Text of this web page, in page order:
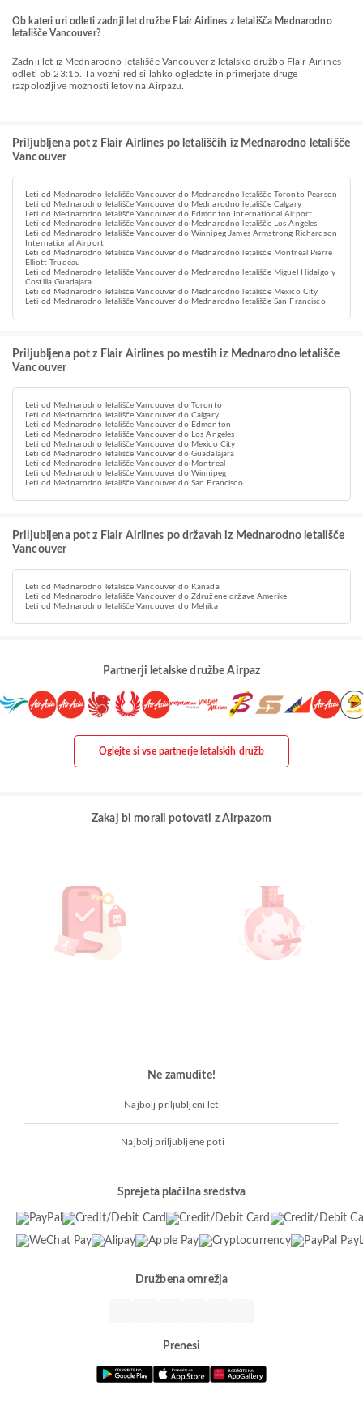
Ob kateri uri odleti zadnji let družbe Flair Airlines z letališča Mednarodno
letališče Vancouver?
Zadnji let iz Mednarodno letališče Vancouver z letalsko družbo Flair Airlines
odleti ob 23:15. Ta vozni red si lahko ogledate in primerjate druge
razpoložljive možnosti letov na Airpazu.
Priljubljena pot z Flair Airlines po letališčih iz Mednarodno letališče
Vancouver
Leti od Mednarodno letališče Vancouver do Mednarodno letališče Toronto Pearson
Leti od Mednarodno letališče Vancouver do Mednarodno letališče Calgary
Leti od Mednarodno letališče Vancouver do Edmonton International Airport
Leti od Mednarodno letališče Vancouver do Mednarodno letališče Los Angeles
Leti od Mednarodno letališče Vancouver do Winnipeg James Armstrong Richardson
International Airport
Leti od Mednarodno letališče Vancouver do Mednarodno letališče Montréal Pierre
Elliott Trudeau
Leti od Mednarodno letališče Vancouver do Mednarodno letališče Miguel Hidalgo y
Costilla Guadajara
Leti od Mednarodno letališče Vancouver do Mednarodno letališče Mexico City
Leti od Mednarodno letališče Vancouver do Mednarodno letališče San Francisco
Priljubljena pot z Flair Airlines po mestih iz Mednarodno letališče
Vancouver
Leti od Mednarodno letališče Vancouver do Toronto
Leti od Mednarodno letališče Vancouver do Calgary
Leti od Mednarodno letališče Vancouver do Edmonton
Leti od Mednarodno letališče Vancouver do Los Angeles
Leti od Mednarodno letališče Vancouver do Mexico City
Leti od Mednarodno letališče Vancouver do Guadalajara
Leti od Mednarodno letališče Vancouver do Montreal
Leti od Mednarodno letališče Vancouver do Winnipeg
Leti od Mednarodno letališče Vancouver do San Francisco
Priljubljena pot z Flair Airlines po državah iz Mednarodno letališče
Vancouver
Leti od Mednarodno letališče Vancouver do Kanada
Leti od Mednarodno letališče Vancouver do Združene države Amerike
Leti od Mednarodno letališče Vancouver do Mehika
Partnerji letalske družbe Airpaz
Oglejte si vse partnerje letalskih družb
Zakaj bi morali potovati z Airpazom
Ne zamudite!
Najbolj priljubljeni leti
Najbolj priljubljene poti
Sprejeta plačilna sredstva
Družbena omrežja
Prenesi